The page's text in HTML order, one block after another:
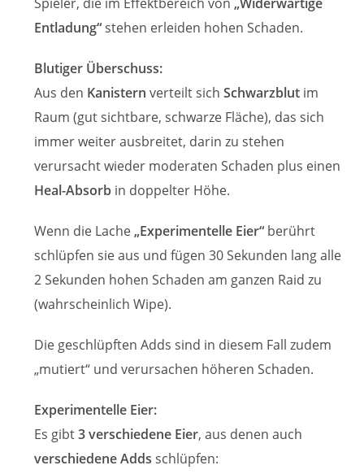
Entladung“stehen erleiden hohen Schaden.
Blutiger Überschuss:
Aus den Kanistern verteilt sichSchwarzblut im
Raum (gut sichtbare, schwarze Fläche), das sich
immer weiter ausbreitet, darin zu stehen
verursacht wieder moderaten Schaden plus einen
Heal-Absorb in doppelter Höhe.
Wenn die Lache„Experimentelle Eier“ berührt
schlüpfen sie aus und fügen 30 Sekunden lang alle
2 Sekunden hohen Schaden am ganzen Raid zu
(wahrscheinlich Wipe).
Die geschlüpften Adds sind in diesem Fall zudem
„mutiert“ und verursachen höheren Schaden.
Experimentelle Eier:
Es gibt3 verschiedene Eier, aus denen auch
verschiedene Adds schlüpfen: